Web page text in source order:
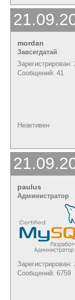
mordan
Завсегдатай
Зарегистрирован:
Сообщений: 41
Неактивен
paulus
Администратор
Зарегистрирован:
Сообщений: 6759